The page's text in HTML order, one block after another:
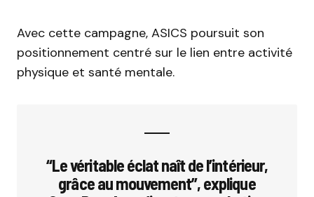
Avec cette campagne, ASICS poursuit son
positionnement centré sur le lien entre activité
physique et santé mentale.
“Le véritable éclat naît de l’intérieur,
grâce au mouvement”, explique